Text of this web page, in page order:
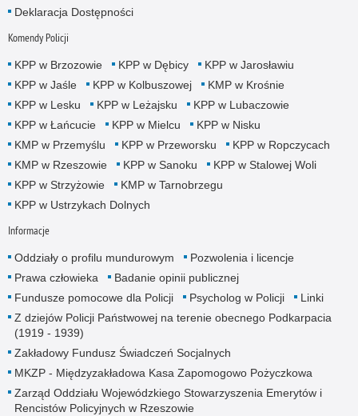
Deklaracja Dostępności
Komendy Policji
KPP w Brzozowie KPP w Dębicy
KPP w Jarosławiu
KPP w Jaśle
KPP w Kolbuszowej
KMP w Krośnie
KPP w Lesku
KPP w Leżajsku
KPP w Lubaczowie
KPP w Łańcucie
KPP w Mielcu
KPP w Nisku
KMP w Przemyślu
KPP w Przeworsku
KPP w Ropczycach
KMP w Rzeszowie
KPP w Sanoku
KPP w Stalowej Woli
KPP w Strzyżowie
KMP w Tarnobrzegu
KPP w Ustrzykach Dolnych
Informacje
Oddziały o profilu mundurowym
Pozwolenia i licencje
Prawa człowieka
Badanie opinii publicznej
Fundusze pomocowe dla Policji
Psycholog w Policji
Linki
Z dziejów Policji Państwowej na terenie obecnego Podkarpacia
(1919 - 1939)
Zakładowy Fundusz Świadczeń Socjalnych
MKZP - Międzyzakładowa Kasa Zapomogowo Pożyczkowa
Zarząd Oddziału Wojewódzkiego Stowarzyszenia Emerytów i
Rencistów Policyjnych w Rzeszowie